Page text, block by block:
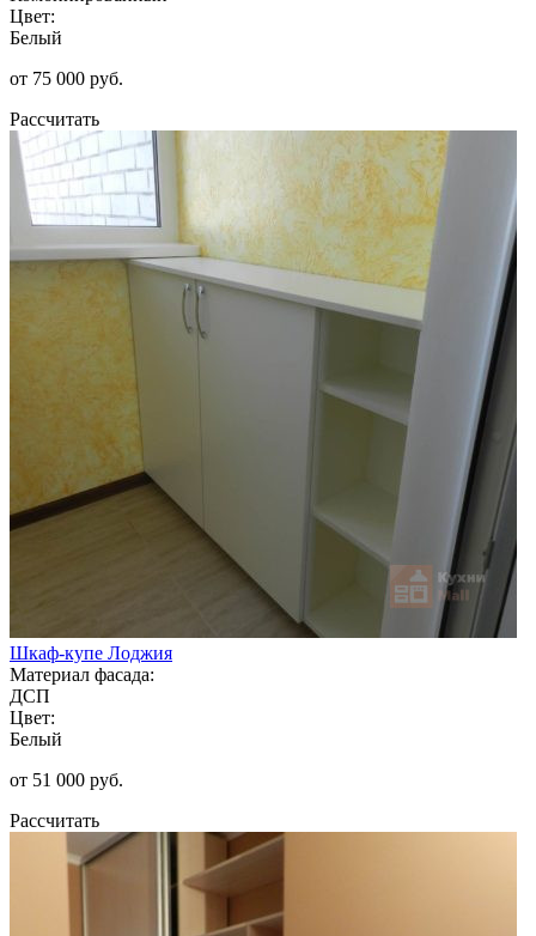
Цвет:
Белый
от 75 000 руб.
Рассчитать
Шкаф-купе Лоджия
Материал фасада:
ДСП
Цвет:
Белый
от 51 000 руб.
Рассчитать